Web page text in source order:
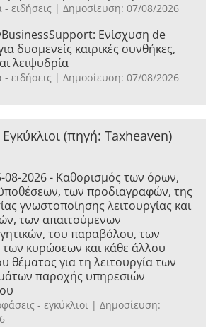
ειδήσεις Δημοσίευση: 07/08/2026
Ενίσχυση de
δυσμενείς καιρικές συνθήκες,
λειψυδρία
ειδήσεις Δημοσίευση: 07/08/2026
(πηγή: Taxheaven)
08-2026 - Καθορισμός των όρων,
των προδιαγραφών, της
γνωστοποίησης λειτουργίας και
των απαιτούμενων
του παραβόλου, των
των κυρώσεων και κάθε άλλου
θέματος για τη λειτουργία των
παροχής υπηρεσιών
- εγκύκλιοι
Δημοσίευση: